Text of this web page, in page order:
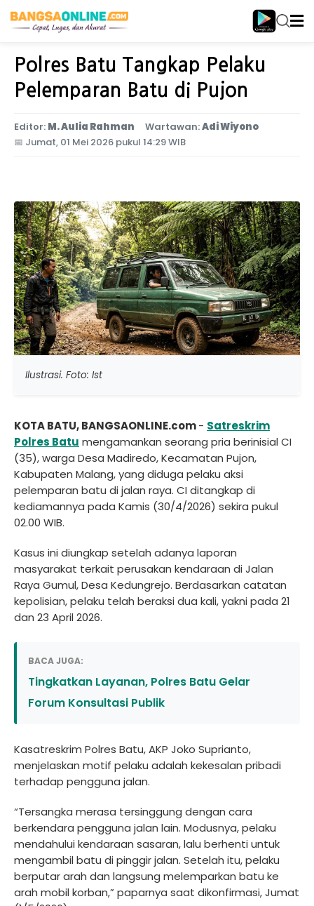
Home Jawa Timur
Polres Batu Tangkap Pelaku
Pelemparan Batu di Pujon
Editor: M. Aulia Rahman Wartawan:Adi Wiyono
📅 Jumat, 01 Mei 2026 pukul 14:29 WIB
Ilustrasi. Foto: Ist
KOTA BATU, BANGSAONLINE.com- Satreskrim
Polres Batu mengamankan seorang pria berinisial CI
(35), warga Desa Madiredo, Kecamatan Pujon,
Kabupaten Malang, yang diduga pelaku aksi
pelemparan batu di jalan raya. CI ditangkap di
kediamannya pada Kamis (30/4/2026) sekira pukul
02.00 WIB.
Kasus ini diungkap setelah adanya laporan
masyarakat terkait perusakan kendaraan di Jalan
Raya Gumul, Desa Kedungrejo. Berdasarkan catatan
kepolisian, pelaku telah beraksi dua kali, yakni pada 21
dan 23 April 2026.
BACA JUGA:
Tingkatkan Layanan, Polres Batu Gelar
Forum Konsultasi Publik
Kasatreskrim Polres Batu, AKP Joko Suprianto,
menjelaskan motif pelaku adalah kekesalan pribadi
terhadap pengguna jalan.
“Tersangka merasa tersinggung dengan cara
berkendara pengguna jalan lain. Modusnya, pelaku
mendahului kendaraan sasaran, lalu berhenti untuk
mengambil batu di pinggir jalan. Setelah itu, pelaku
berputar arah dan langsung melemparkan batu ke
arah mobil korban,” paparnya saat dikonfirmasi, Jumat